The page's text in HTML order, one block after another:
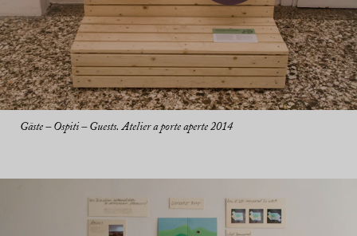
Gäste – Ospiti – Guests. Atelier a porte aperte 2014